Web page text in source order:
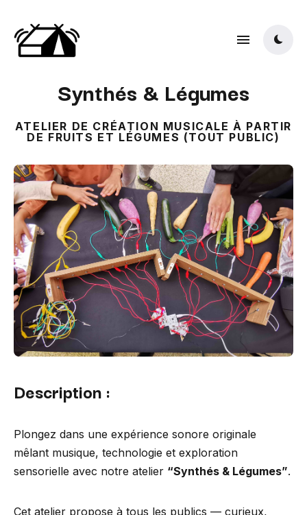
Synthés & Légumes
ATELIER DE CRÉATION MUSICALE À PARTIR
DE FRUITS ET LÉGUMES (TOUT PUBLIC)
Description :
Plongez dans une expérience sonore originale
mêlant musique, technologie et exploration
sensorielle avec notre atelier “Synthés & Légumes”.
Cet atelier propose à tous les publics — curieux,